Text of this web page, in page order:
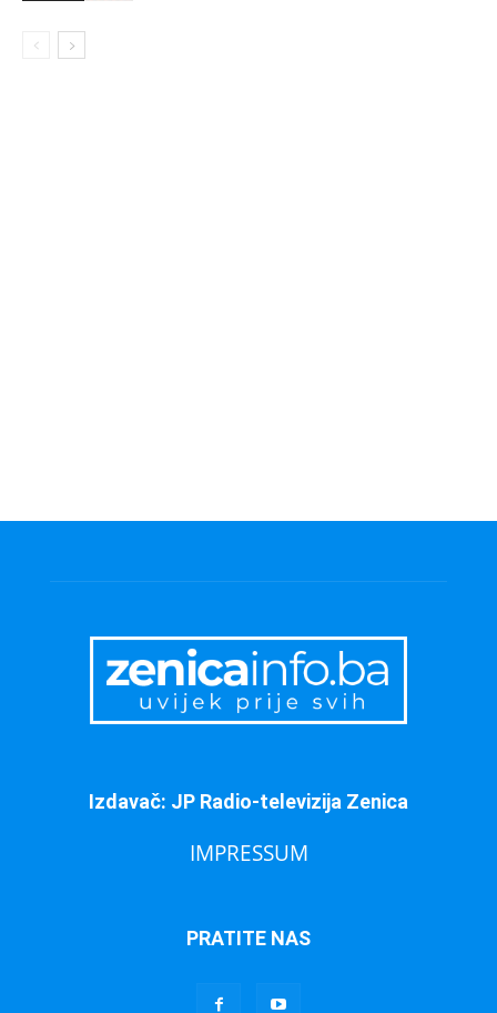
Izdavač: JP Radio-televizija Zenica
IMPRESSUM
PRATITE NAS